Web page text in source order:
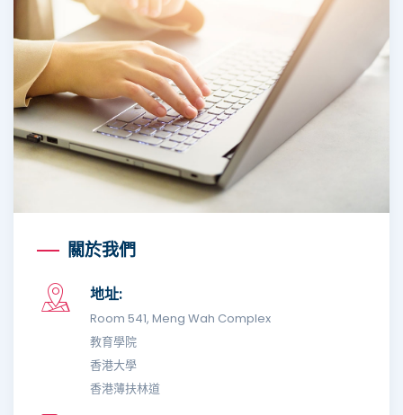
關於我們
地址:
Room 541, Meng Wah Complex
教育學院
香港大學
香港薄扶林道